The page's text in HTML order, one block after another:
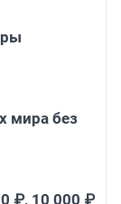
мира без
₽, 10 000 ₽